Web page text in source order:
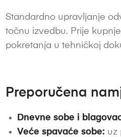
Standardno upravljanje
točnu izvedbu. Prije
pokretanja u tehničkoj
Preporučena
Dnevne sobe i
Veće spavaće sobe: uz